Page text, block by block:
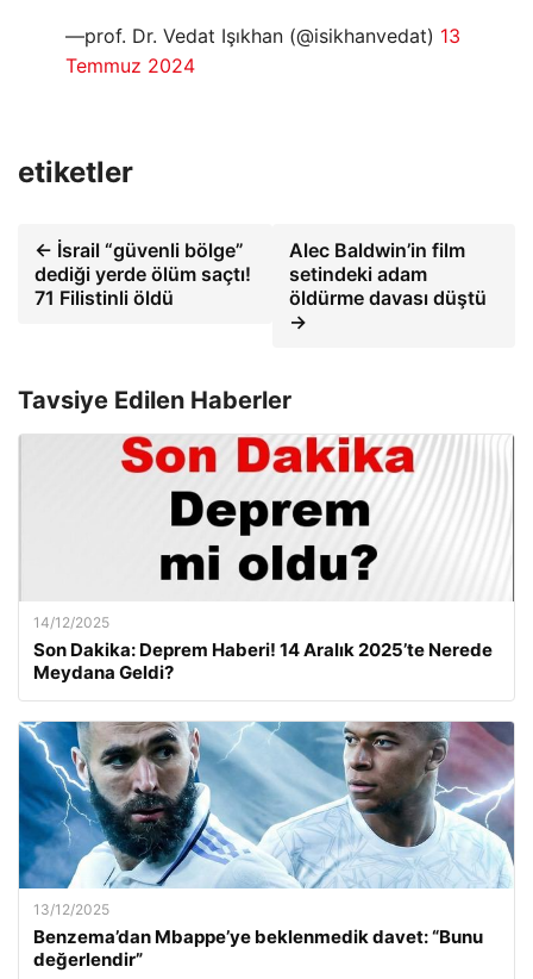
—prof. Dr. Vedat Işıkhan (@isikhanvedat) 13
Temmuz 2024
etiketler
← İsrail “güvenli bölge”
dediği yerde ölüm saçtı!
71 Filistinli öldü
Alec Baldwin’in film
setindeki adam
öldürme davası düştü
→
Tavsiye Edilen Haberler
14/12/2025
Son Dakika: Deprem Haberi! 14 Aralık 2025’te Nerede
Meydana Geldi?
13/12/2025
Benzema’dan Mbappe’ye beklenmedik davet: “Bunu
değerlendir”